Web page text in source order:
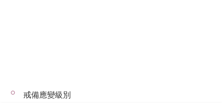
© 2026 版權所有 © 港安醫療 保留一切權利
戒備應變級別